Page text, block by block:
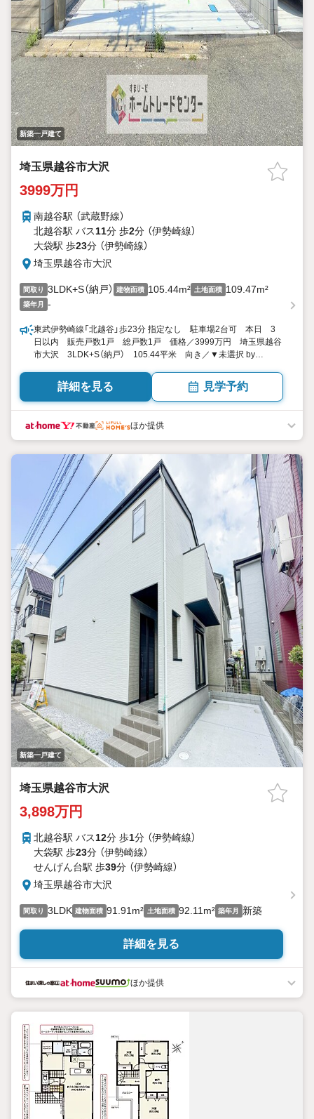
新築一戸建て
埼玉県越谷市大沢
3999万円
南越谷駅 （武蔵野線）
北越谷駅 バス11分 歩2分 （伊勢崎線）
大袋駅 歩23分 （伊勢崎線）
埼玉県越谷市大沢
間取り 3LDK+S（納戸） 建物面積 105.44m² 土地面積 109.47m²
築年月 -
東武伊勢崎線「北越谷」歩23分 指定なし 駐車場2台可 本日 3
日以内 販売戸数1戸 総戸数1戸 価格／3999万円 埼玉県越谷
市大沢 3LDK+S（納戸） 105.44平米 向き／▼未選択 by
詳細を見る 見学予約
ほか提供
新築一戸建て
埼玉県越谷市大沢
3,898万円
北越谷駅 バス12分 歩1分 （伊勢崎線）
大袋駅 歩23分 （伊勢崎線）
せんげん台駅 歩39分 （伊勢崎線）
埼玉県越谷市大沢
間取り 3LDK 建物面積 91.91m² 土地面積 92.11m² 築年月 新築
詳細を見る
ほか提供